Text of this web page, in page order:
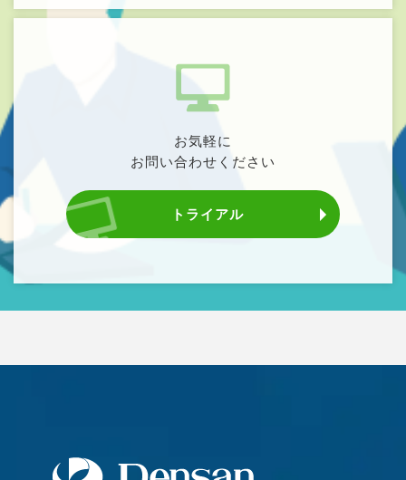
お気軽に
お問い合わせください
トライアル